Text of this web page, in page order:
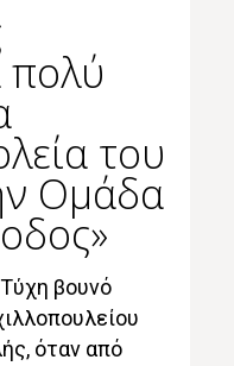
του
Ομάδα
βουνό
όταν από